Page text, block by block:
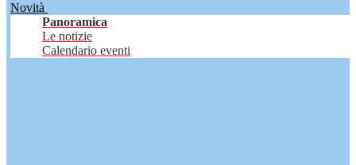
Novità
Panoramica
Le notizie
Calendario eventi